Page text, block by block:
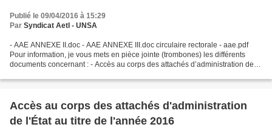
Publié le 09/04/2016 à 15:29
Par Syndicat AetI - UNSA
- AAE ANNEXE II.doc - AAE ANNEXE III.doc circulaire rectorale - aae.pdf
Pour information, je vous mets en pièce jointe (trombones) les différents
documents concernant : - Accès au corps des attachés d’administration de
Accès au corps des attachés d'administration
de l'État au titre de l'année 2016